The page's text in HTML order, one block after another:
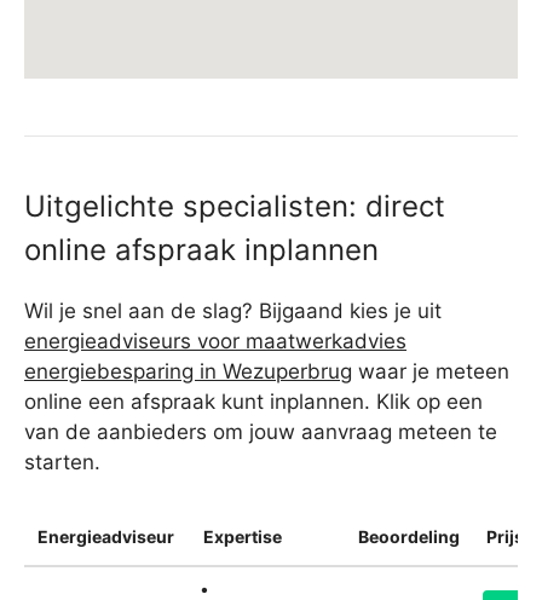
Uitgelichte specialisten: direct
online afspraak inplannen
Wil je snel aan de slag? Bijgaand kies je uit
energieadviseurs voor maatwerkadvies
energiebesparing in Wezuperbrug waar je meteen
online een afspraak kunt inplannen. Klik op een
van de aanbieders om jouw aanvraag meteen te
starten.
Energieadviseur Expertise Beoordeling
•